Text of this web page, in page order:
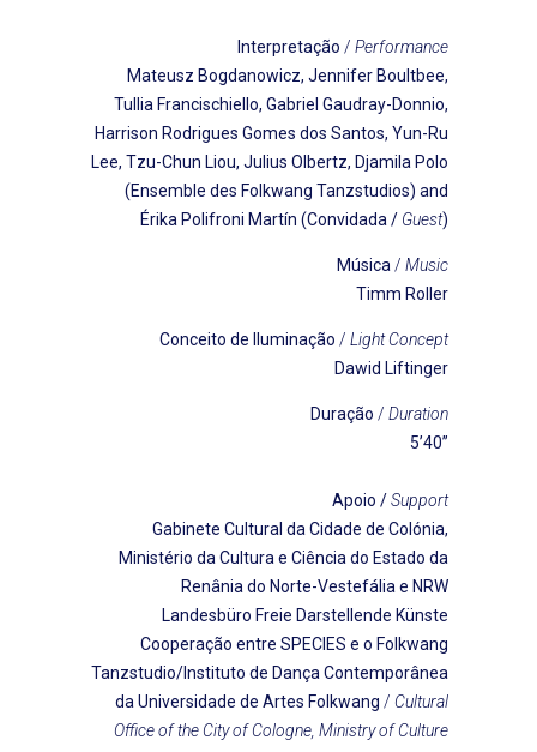
Interpretação / Performance
Mateusz Bogdanowicz, Jennifer Boultbee,
Tullia Francischiello, Gabriel Gaudray-Donnio,
Harrison Rodrigues Gomes dos Santos, Yun-Ru
Lee, Tzu-Chun Liou, Julius Olbertz, Djamila Polo
(Ensemble des Folkwang Tanzstudios) and
Érika Polifroni Martín (Convidada / Guest)
Música / Music
Timm Roller
Conceito de Iluminação / Light Concept
Dawid Liftinger
Duração / Duration
5’40’’
Apoio /Support
Gabinete Cultural da Cidade de Colónia,
Ministério da Cultura e Ciência do Estado da
Renânia do Norte-Vestefália e NRW
Landesbüro Freie Darstellende Künste
Cooperação entre SPECIES e o Folkwang
Tanzstudio/Instituto de Dança Contemporânea
da Universidade de Artes Folkwang / Cultural
Office of the City of Cologne, Ministry of Culture